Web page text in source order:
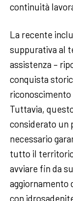
continuità
La recente
suppurativa al
assistenza –
conquista
Tuttavia,
considerato un
necessario
tutto il territorio
avviare fin da
aggiornamento
con